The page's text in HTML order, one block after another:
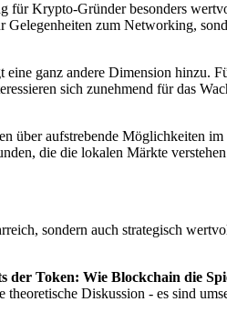
für Krypto-Gründer besonders
zum Networking,
ganz andere Dimension hinzu.
sich zunehmend für das
über aufstrebende Möglichkeiten
die die lokalen Märkte
sondern auch strategisch
der Token: Wie Blockchain die
Diskussion - es sind